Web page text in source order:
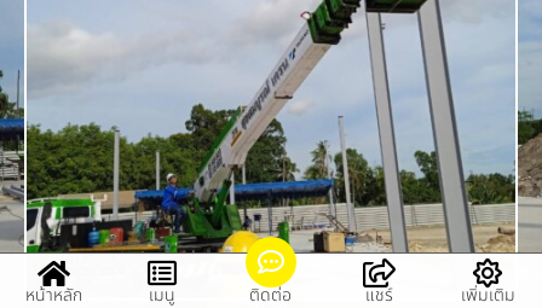
หน้าหลัก เมนู ติดต่อ แชร์ เพิ่มเติม